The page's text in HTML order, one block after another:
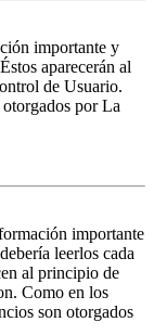
importante y
aparecerán al
de Usuario.
por La
importante
leerlos cada
al principio de
Como en los
son otorgados